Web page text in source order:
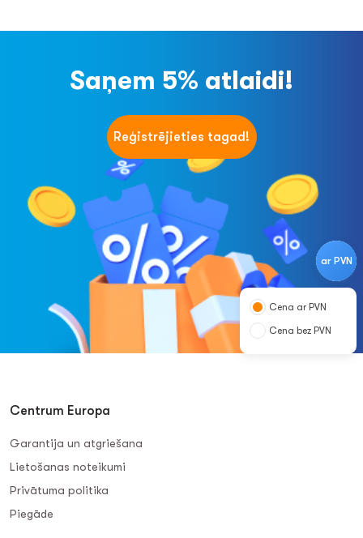
ar PVN
Cena ar PVN
Cena bez PVN
Saņem 5% atlaidi!
Reģistrējieties tagad!
Centrum Europa
Garantija un atgriešana
Lietošanas noteikumi
Privātuma politika
Piegāde